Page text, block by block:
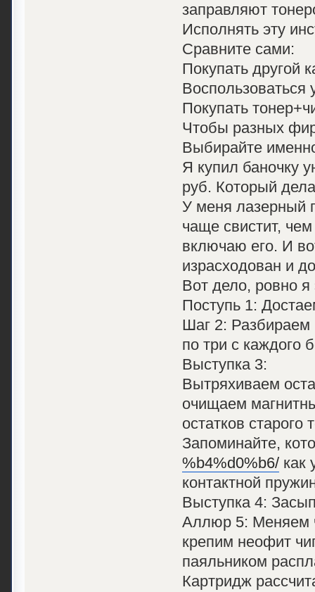
заправляют
Исполнять эту
Сравните сами:
Покупать другой
Воспользоваться
Покупать
Чтобы разных
Выбирайте
Я купил баночку
руб. Который
У меня лазерный
чаще свистит,
включаю его. И
израсходован и
Вот дело, ровно я
Поступь 1:
Шаг 2: Разбираем
по три с каждого
Выступка 3:
Вытряхиваем
очищаем
остатков старого
Запоминайте,
%b4%d0%b6/как
контактной
Выступка 4:
Аллюр 5: Меняем
крепим неофит
паяльником
Картридж